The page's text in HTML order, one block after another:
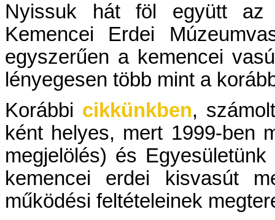
Nyissuk hát föl együtt az
Kemencei Erdei
egyszerűen a kemencei
lényegesen több mint a
Korábbi cikkünkben,
ként helyes, mert 1999-ben
megjelölés) és
kemencei erdei kisvasút
működési feltételeinek